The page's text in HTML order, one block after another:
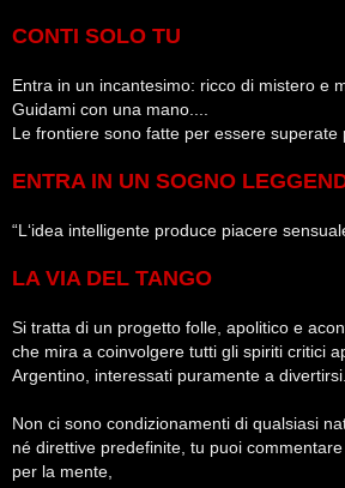
CONTI SOLO TU
Entra in un incantesimo: ricco di mistero e
Guidami con una mano....
Le frontiere sono fatte per essere superate
ENTRA IN UN SOGNO
“L‘idea intelligente produce piacere
LA VIA DEL TANGO
Si tratta di un progetto folle, apolitico e
che mira a coinvolgere tutti gli spiriti critici
Argentino, interessati puramente a divertirsi.
Non ci sono condizionamenti di qualsiasi
né direttive predefinite, tu puoi
per la mente,